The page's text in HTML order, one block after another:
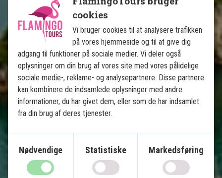
Se kort
Vietnam fra Nord til Syd med
badeferie på Phu Quoc
10 nætters rundrejse m. chauffør
3 nætters badeferie på Phu Quoc
cookies
Vi bruger cookies til at analysere trafikken
på vores hjemmeside og til at give dig
adgang til funktioner på sociale medier. Vi deler også
oplysninger om din brug af vores site med vores pålidelige
sociale medie-, reklame- og analysepartnere. Disse partnere
kan kombinere de indsamlede oplysninger med andre
informationer, du har givet dem, eller som de har indsamlet
fra din brug af deres tjenester.
Nødvendige Statistiske Markedsføring